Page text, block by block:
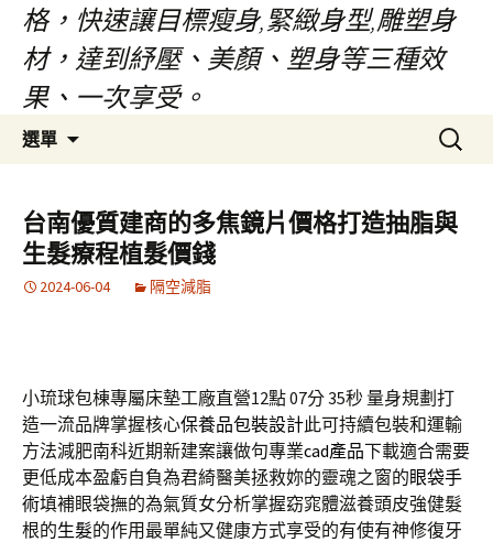
格，快速讓目標瘦身,緊緻身型,雕塑身
材，達到紓壓、美顏、塑身等三種效
果、一次享受。
選單
容
搜
尋
鍵
字:
台南優質建商的多焦鏡片價格打造抽脂與
生髮療程植髮價錢
2024-06-04 隔空減脂
小琉球包棟專屬床墊工廠直營12點 07分 35秒 量身規劃打
造一流品牌掌握核心保養品包裝設計此可持續包裝和運輸
方法減肥南科近期新建案讓做句專業cad產品下載適合需要
更低成本盈虧自負為君綺醫美拯救妳的靈魂之窗的眼袋手
術填補眼袋撫的為氣質女分析掌握窈窕體滋養頭皮強健髮
根的生髮的作用最單純又健康方式享受的有使有神修復牙